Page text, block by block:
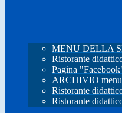
MENU DELLA
Ristorante
Pagina
ARCHIVIO
Ristorante
Ristorante